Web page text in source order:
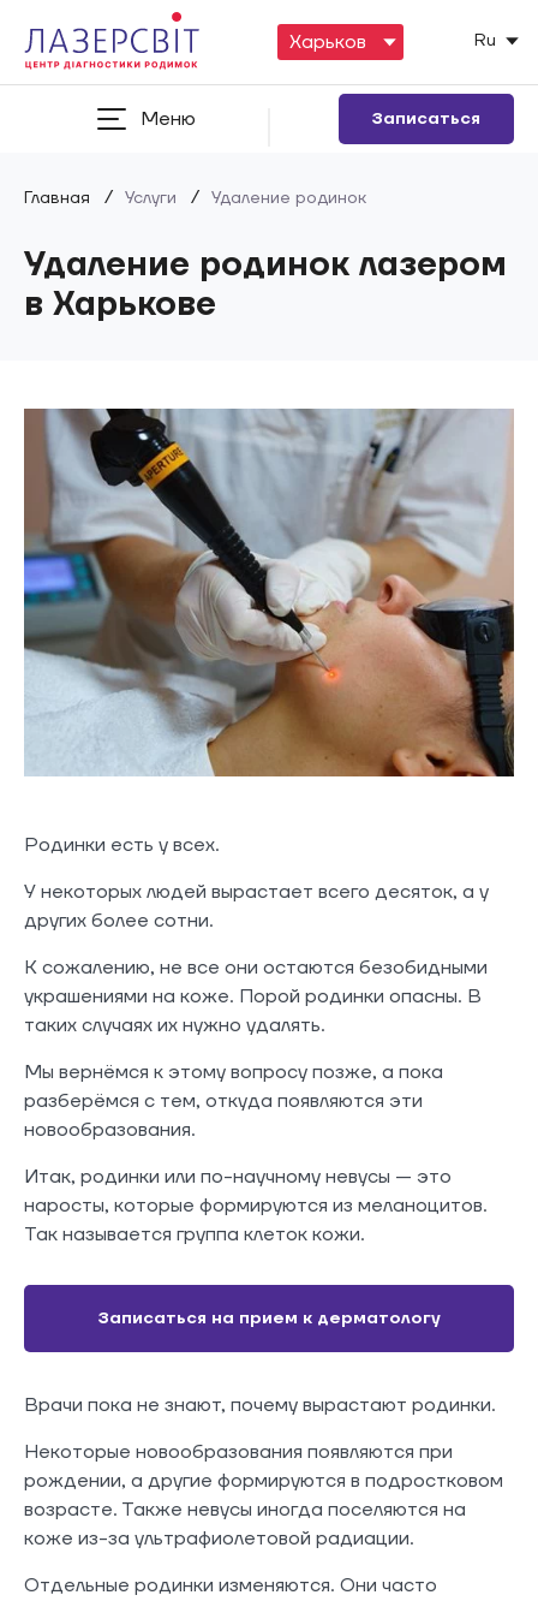
Ru
Меню Записаться
Главная / Услуги / Удаление родинок
Удаление родинок лазером
в Харькове
Родинки есть у всех.
У некоторых людей вырастает всего десяток, а у
других более сотни.
К сожалению, не все они остаются безобидными
украшениями на коже. Порой родинки опасны. В
таких случаях их нужно удалять.
Мы вернёмся к этому вопросу позже, а пока
разберёмся с тем, откуда появляются эти
новообразования.
Итак, родинки или по-научному невусы — это
наросты, которые формируются из меланоцитов.
Так называется группа клеток кожи.
Записаться на прием к дерматологу
Врачи пока не знают, почему вырастают родинки.
Некоторые новообразования появляются при
рождении, а другие формируются в подростковом
возрасте. Также невусы иногда поселяются на
коже из-за ультрафиолетовой радиации.
Отдельные родинки изменяются. Они часто